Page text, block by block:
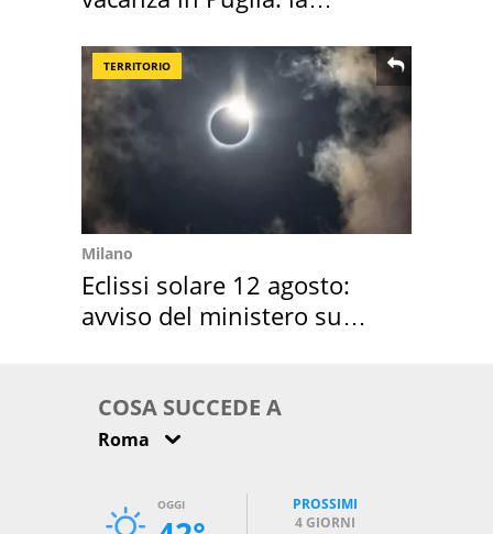
TERRITORIO
Milano
Eclissi solare 12 agosto:
avviso del ministero su